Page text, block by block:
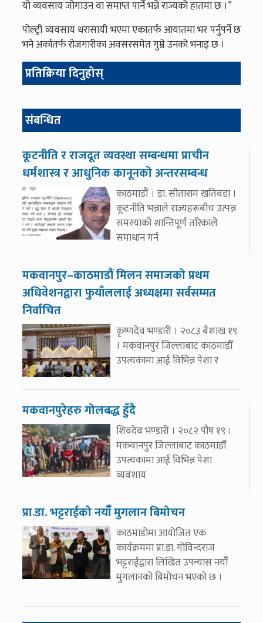
यो व्यवसाय जोगाउन वा समाप्त पार्ने भन्ने राज्यको हातमा छ ।”
पोल्ट्री व्यवसाय धरासायी भएमा एकातर्फ आयातमा भर पर्नुपर्ने छ
भने अर्कातर्फ रोजगारीका अवसरसमेत गुम्ने उनको भनाइ छ ।
प्रतिक्रिया दिनुहोस्
संबन्धित
कूटनीति र राजदूत व्यवस्था सम्बन्धमा प्राचीन
धर्मशास्त्र र आधुनिक कानूनको अन्तरसम्बन्ध
काठमाडौं । डा. सीताराम खतिवडा ।
कूटनीति भन्नाले राज्यहरूबीच उत्पन्न
समस्याको शान्तिपूर्ण तरिकाले
समाधान गर्न
मकवानपुर–काठमाडौं मिलन समाजको प्रथम
अधिवेशनद्वारा फुयाँललाई अध्यक्षमा सर्वसम्मत
निर्वाचित
कृष्णदेव भण्डारी । २०८३ बैशाख १९
। मकवानपुर जिल्लाबाट काठमाडौँ
उपत्यकामा आई विभिन्न पेशा र
मकवानपुरेहरु गोलबद्ध हुँदै
शिवदेव भण्डारी । २०८२ पौष १९ ।
मकवानपुर जिल्लाबाट काठमाडौँ
उपत्यकामा आई विभिन्न पेशा
व्यवशाय
प्रा.डा. भट्टराईको नयाँँ मुगलान बिमोचन
काठमाडोमा आयोजित एक
कार्यक्रममा प्रा.डा. गोविन्दराज
भट्टराईद्वारा लिखित उपन्यास नयाँँ
मुगलानको बिमोचन भएको छ ।